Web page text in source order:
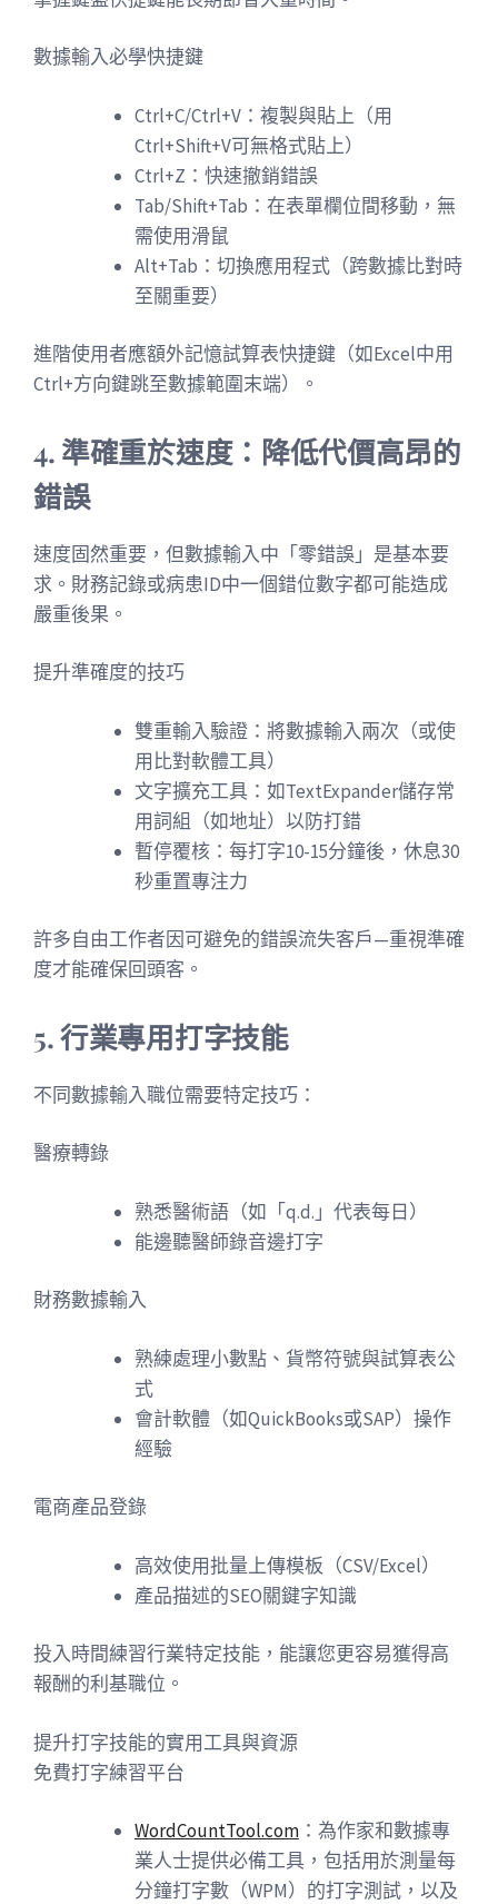
數據輸入必學快捷鍵
Ctrl+C/Ctrl+V：複製與貼上（用
Ctrl+Shift+V可無格式貼上）
Ctrl+Z：快速撤銷錯誤
Tab/Shift+Tab：在表單欄位間移動，無
需使用滑鼠
Alt+Tab：切換應用程式（跨數據比對時
至關重要）
進階使用者應額外記憶試算表快捷鍵（如Excel中用
Ctrl+方向鍵跳至數據範圍末端）。
4. 準確重於速度：降低代價高昂的
錯誤
速度固然重要，但數據輸入中「零錯誤」是基本要
求。財務記錄或病患ID中一個錯位數字都可能造成
嚴重後果。
提升準確度的技巧
雙重輸入驗證：將數據輸入兩次（或使
用比對軟體工具）
文字擴充工具：如TextExpander儲存常
用詞組（如地址）以防打錯
暫停覆核：每打字10-15分鐘後，休息30
秒重置專注力
許多自由工作者因可避免的錯誤流失客戶—重視準確
度才能確保回頭客。
5. 行業專用打字技能
不同數據輸入職位需要特定技巧：
醫療轉錄
熟悉醫術語（如「q.d.」代表每日）
能邊聽醫師錄音邊打字
財務數據輸入
熟練處理小數點、貨幣符號與試算表公
式
會計軟體（如QuickBooks或SAP）操作
經驗
電商產品登錄
高效使用批量上傳模板（CSV/Excel）
產品描述的SEO關鍵字知識
投入時間練習行業特定技能，能讓您更容易獲得高
報酬的利基職位。
提升打字技能的實用工具與資源
免費打字練習平台
WordCountTool.com ：為作家和數據專
業人士提供必備工具，包括用於測量每
分鐘打字數（WPM）的打字測試，以及